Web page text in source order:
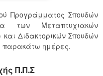
Προγράμματος Σπουδών
των Μεταπτυχιακών
Διδακτορικών Σπουδών
παρακάτω ημέρες.
Π.Π.Σ